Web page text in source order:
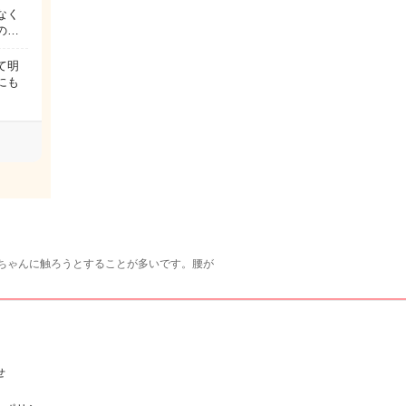
く
…
明
も
ゃんに触ろうとすることが多いです。腰が